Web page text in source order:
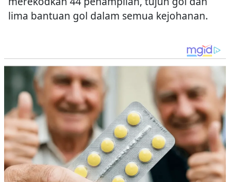
lima bantuan gol dalam semua kejohanan.